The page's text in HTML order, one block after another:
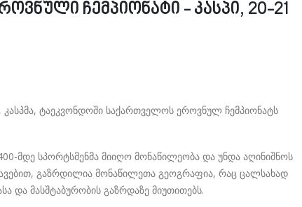
ჩემპიონატი - კასპი, 20-21
კასპმა, ტაეკვონდოში საქართველოს ეროვნულ ჩემპიონატს
მდე სპორტსმენმა მიიღო მონაწილეობა და უნდა აღინიშნოს
გაზრდილია მონაწილეთა გეოგრაფია, რაც ცალსახად
და მასშტაბურობის გაზრდაზე მიუთითებს.